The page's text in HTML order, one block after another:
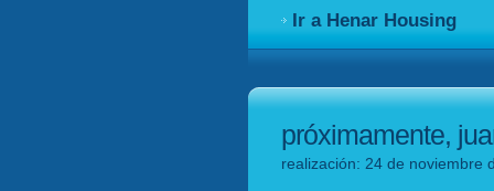
Ir a Henar Housing
próximamente,
realización: 24 de noviembre